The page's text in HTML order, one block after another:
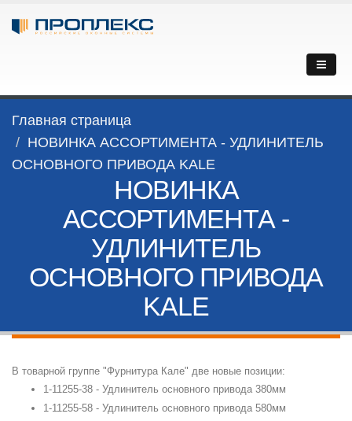
Главная страница
НОВИНКА АССОРТИМЕНТА - УДЛИНИТЕЛЬ
ОСНОВНОГО ПРИВОДА KALE
НОВИНКА
АССОРТИМЕНТА -
УДЛИНИТЕЛЬ
ОСНОВНОГО ПРИВОДА
KALE
В товарной группе "Фурнитура Кале" две новые позиции:
1-11255-38 - Удлинитель основного привода 380мм
1-11255-58 - Удлинитель основного привода 580мм